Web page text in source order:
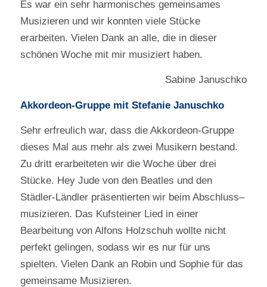
Es war ein sehr harmonisches gemeinsames
Musizieren und wir konnten viele Stücke
erarbeiten. Vielen Dank an alle, die in dieser
schönen Woche mit mir musiziert haben.
Sabine Januschko
Akkordeon-Gruppe mit Stefanie Januschko
Sehr erfreulich war, dass die Akkordeon-Gruppe
dieses Mal aus mehr als zwei Musikern bestand.
Zu dritt erarbeiteten wir die Woche über drei
Stücke. Hey Jude von den Beatles und den
Städler-Ländler präsentierten wir beim Abschluss–
musizieren. Das Kufsteiner Lied in einer
Bearbeitung von Alfons Holzschuh wollte nicht
perfekt gelingen, sodass wir es nur für uns
spielten. Vielen Dank an Robin und Sophie für das
gemeinsame Musizieren.